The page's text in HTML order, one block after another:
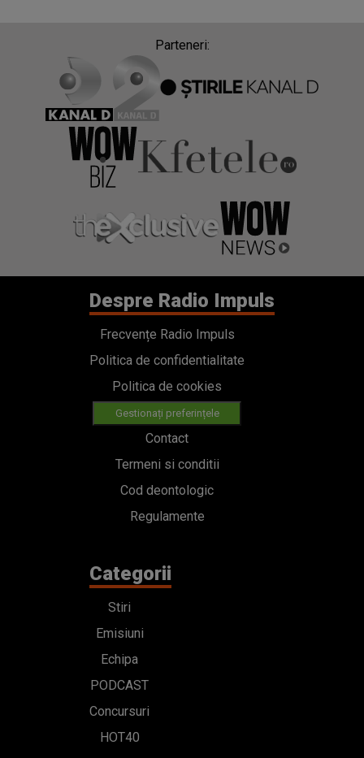
Parteneri:
Despre Radio Impuls
Frecvențe Radio Impuls
Politica de confidentialitate
Politica de cookies
Gestionați preferințele
Contact
Termeni si conditii
Cod deontologic
Regulamente
Categorii
Stiri
Emisiuni
Echipa
PODCAST
Concursuri
HOT40